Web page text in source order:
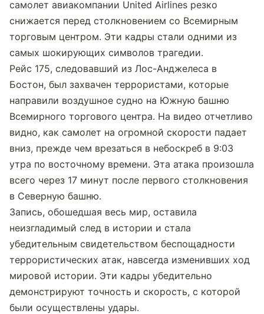
самолет авиакомпании United Airlines резко
снижается перед столкновением со Всемирным
торговым центром. Эти кадры стали одними из
самых шокирующих символов трагедии.
Рейс 175, следовавший из Лос-Анджелеса в
Бостон, был захвачен террористами, которые
направили воздушное судно на Южную башню
Всемирного торгового центра. На видео отчетливо
видно, как самолет на огромной скорости падает
вниз, прежде чем врезаться в небоскреб в 9:03
утра по восточному времени. Эта атака произошла
всего через 17 минут после первого столкновения
в Северную башню.
Запись, обошедшая весь мир, оставила
неизгладимый след в истории и стала
убедительным свидетельством беспощадности
террористических атак, навсегда изменивших ход
мировой истории. Эти кадры убедительно
демонстрируют точность и скорость, с которой
были осуществлены удары.